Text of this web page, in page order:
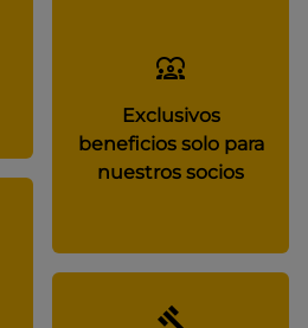
Exclusivos
beneficios solo para
nuestros socios